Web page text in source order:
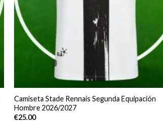
Camiseta Stade Rennais Segunda Equipación
Hombre 2026/2027
€25.00